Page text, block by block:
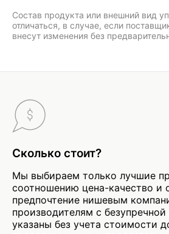
Состав продукта или внешний вид
отличаться, в случае, если
внесут изменения без
Сколько стоит?
Мы выбираем только лучшие
соотношению цена-качество и
предпочтение нишевым
производителям с
указаны без учета стоимости